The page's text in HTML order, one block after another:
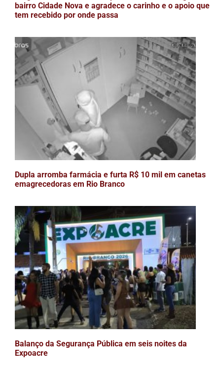
bairro Cidade Nova e agradece o carinho e o apoio que
tem recebido por onde passa
Dupla arromba farmácia e furta R$ 10 mil em canetas
emagrecedoras em Rio Branco
Balanço da Segurança Pública em seis noites da
Expoacre